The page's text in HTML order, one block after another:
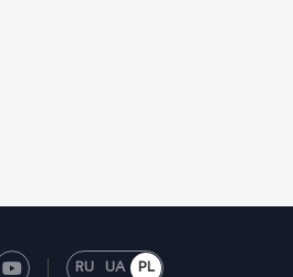
RU UA PL